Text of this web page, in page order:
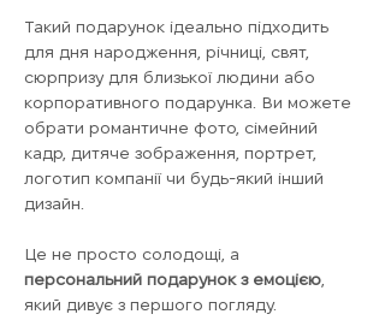
Такий подарунок ідеально підходить
для дня народження, річниці, свят,
сюрпризу для близької людини або
корпоративного подарунка. Ви можете
обрати романтичне фото, сімейний
кадр, дитяче зображення, портрет,
логотип компанії чи будь-який інший
дизайн.
Це не просто солодощі, а
персональний подарунок з емоцією
який дивує з першого погляду.